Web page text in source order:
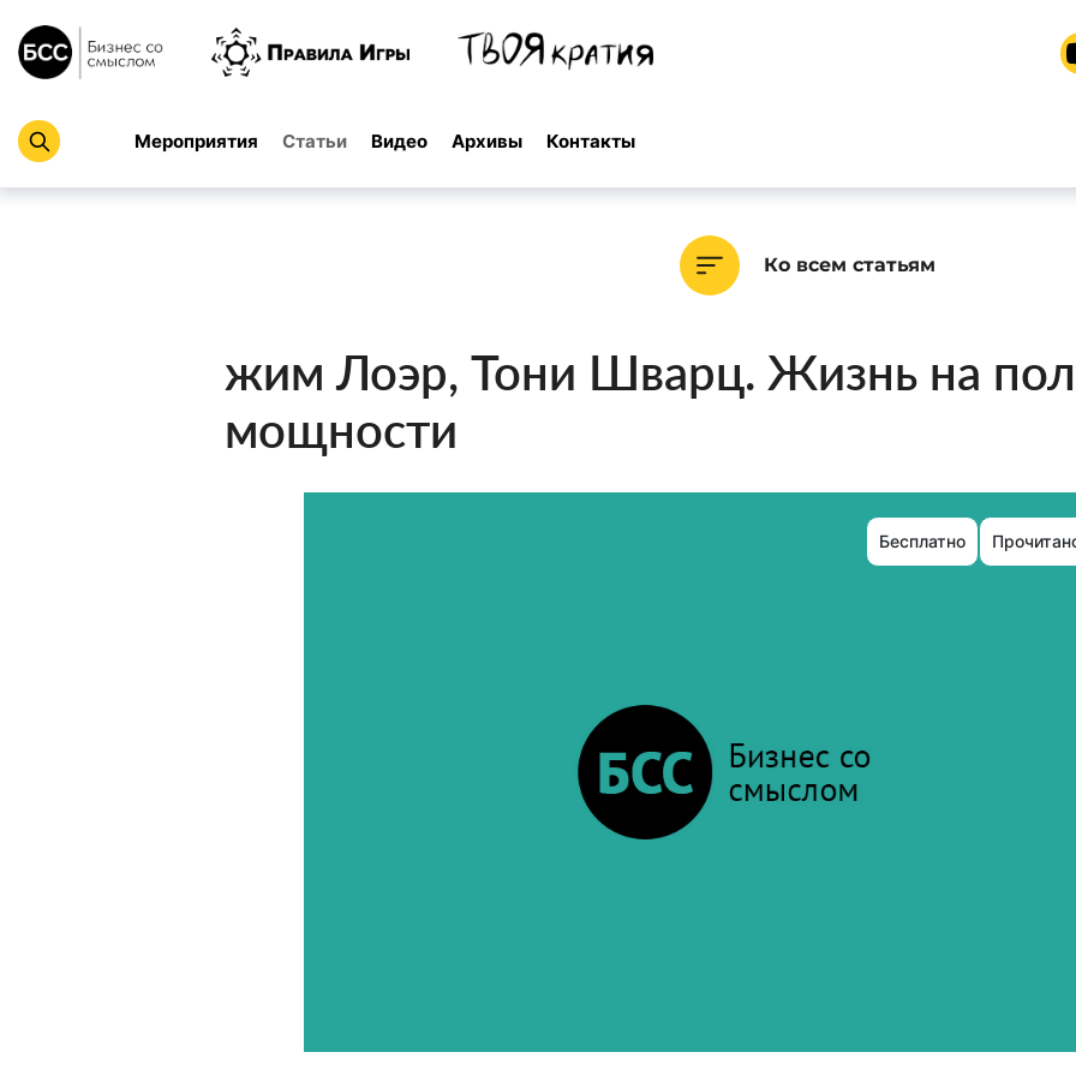
Мероприятия Статьи Видео Архивы Контакты
Ко всем статьям
жим Лоэр, Тони Шварц. Жизнь на
мощности
Бесплатно